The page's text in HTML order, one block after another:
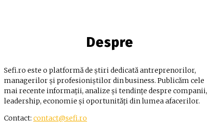
Despre
Sefi.ro este o platformă de știri dedicată antreprenorilor,
managerilor și profesioniștilor din business. Publicăm cele
mai recente informații, analize și tendințe despre companii,
leadership, economie și oportunități din lumea afacerilor.
Contact: contact@sefi.ro